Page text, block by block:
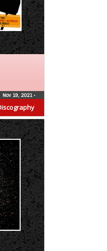
Nov 19, 2021 •